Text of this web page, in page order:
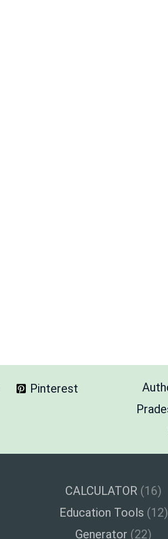
Pinterest
CALCULATOR (16)
Education Tools (12)
Generator (22)